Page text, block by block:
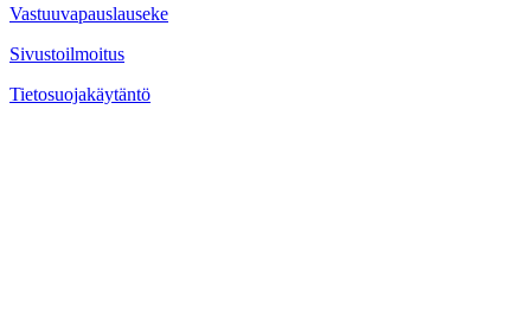
Vastuuvapauslauseke
Sivustoilmoitus
Tietosuojakäytäntö